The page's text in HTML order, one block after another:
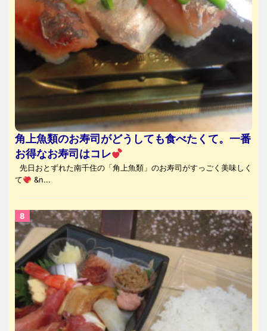
角上魚類のお寿司がどうしても食べたくて。一番
お得なお寿司はコレ
先日おとずれた南千住の「角上魚類」のお寿司がすっごく美味しく
て
&n...